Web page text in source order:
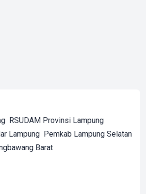
RSUDAM Provinsi Lampung
Lampung Pemkab Lampung Selatan
Barat